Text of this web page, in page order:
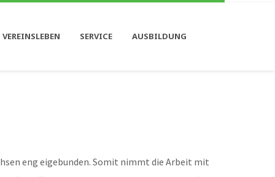
SERVICE AUSBILDUNG
eng eigebunden. Somit nimmt die Arbeit mit